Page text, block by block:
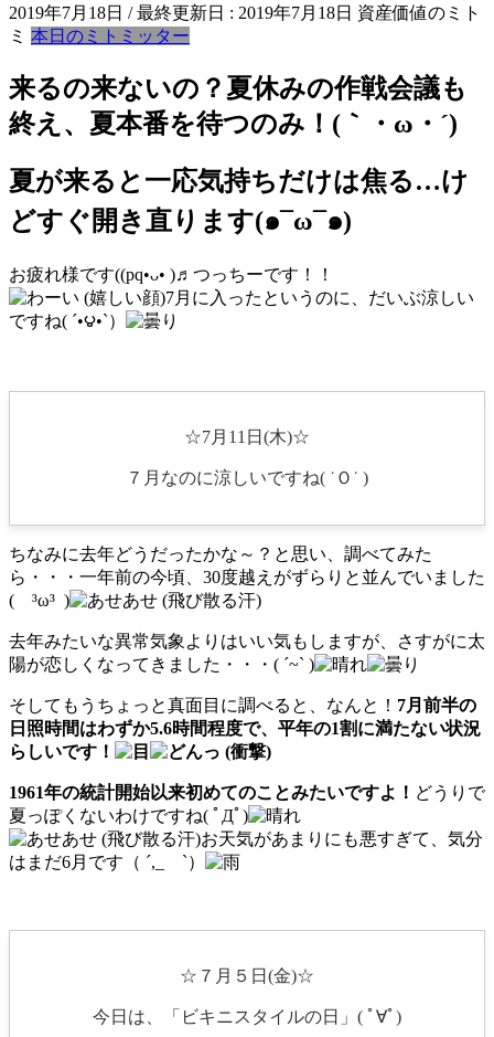
2019年7月18日 / 最終更新日 : 2019年7月18日 資産価値のミト
ミ 本日のミトミッター
来るの来ないの？夏休みの作戦会議も
終え、夏本番を待つのみ！(｀・ω・´)
夏が来ると一応気持ちだけは焦る…け
どすぐ開き直ります(๑¯ω¯๑)
お疲れ様です((pq•ᴗ• )♬つっちーです！！
7月に入ったというのに、だいぶ涼しい
ですね( ´•౪•`）
☆7月11日(木)☆
７月なのに涼しいですね( ˙Ｏ˙ )
ちなみに去年どうだったかな～？と思い、調べてみた
ら・・・一年前の今頃、30度越えがずらりと並んでいました
( ³ω³ )
去年みたいな異常気象よりはいい気もしますが、さすがに太
陽が恋しくなってきました・・・( ´~` )
そしてもうちょっと真面目に調べると、なんと！ 7月前半の
日照時間はわずか5.6時間程度で、平年の1割に満たない状況
らしいです！
1961年の統計開始以来初めてのことみたいですよ！ どうりで
夏っぽくないわけですね( ﾟДﾟ)
お天気があまりにも悪すぎて、気分
はまだ6月です（ ´,_ゝ`）
☆７月５日(金)☆
今日は、「ビキニスタイルの日」( ﾟ∀ﾟ)